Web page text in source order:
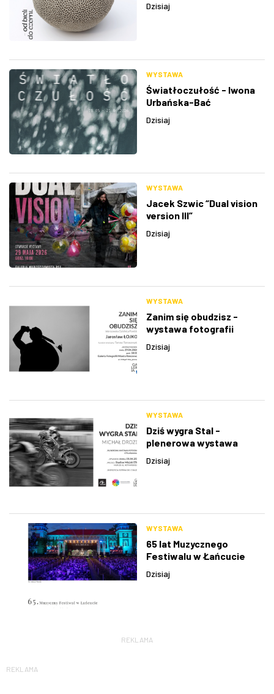
Dzisiaj
WYSTAWA
Światłoczułość - Iwona
Urbańska-Bać
Dzisiaj
WYSTAWA
Jacek Szwic “Dual vision
version III”
Dzisiaj
WYSTAWA
Zanim się obudzisz -
wystawa fotografii
Dzisiaj
WYSTAWA
Dziś wygra Stal -
plenerowa wystawa
Dzisiaj
WYSTAWA
65 lat Muzycznego
Festiwalu w Łańcucie
Dzisiaj
REKLAMA
REKLAMA